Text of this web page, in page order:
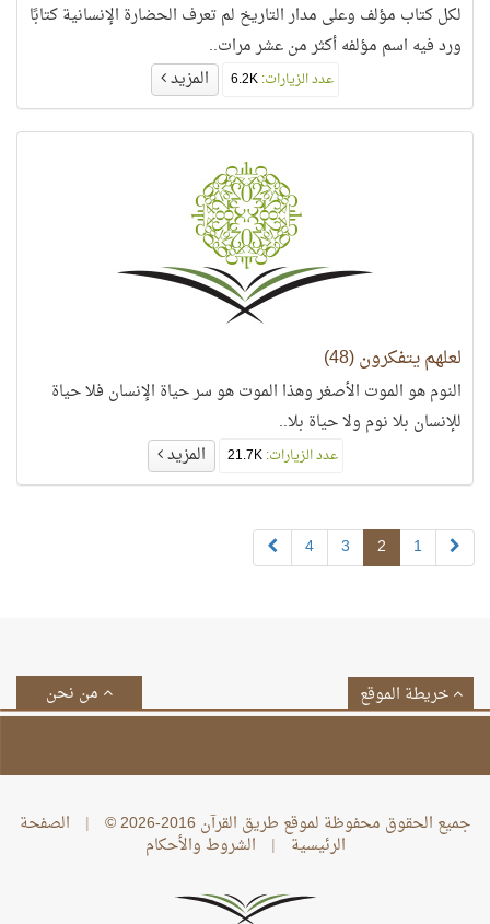
لكل كتاب مؤلف وعلى مدار التاريخ لم تعرف الحضارة الإنسانية كتابًا
ورد فيه اسم مؤلفه أكثر من عشر مرات..
عدد الزيارات: المزيد
لعلهم يتفكرون (48)
النوم هو الموت الأصغر وهذا الموت هو سر حياة الإنسان فلا حياة
للإنسان بلا نوم ولا حياة بلا..
عدد الزيارات:21.7K المزيد
1
2
3
4
من نحن خريطة الموقع
جميع الحقوق محفوظة لموقع طريق القرآن 2016-2026 © | الصفحة
الرئيسية | الشروط والأحكام